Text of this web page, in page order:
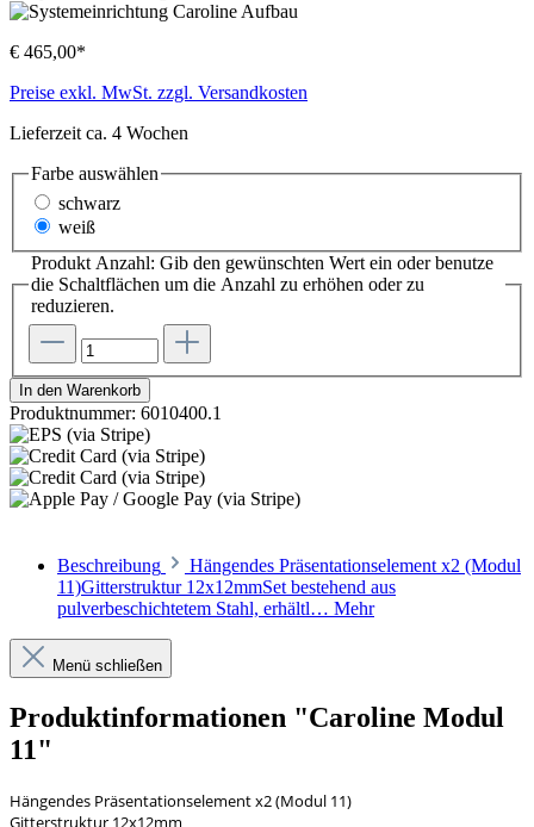
€ 465,00*
Preise exkl. MwSt. zzgl. Versandkosten
Lieferzeit ca. 4 Wochen
Farbe auswählen
schwarz
weiß
Produkt Anzahl: Gib den gewünschten Wert ein oder benutze
die Schaltflächen um die Anzahl zu erhöhen oder zu
reduzieren.
In den Warenkorb
Produktnummer: 6010400.1
Beschreibung
Hängendes Präsentationselement x2 (Modul
11)Gitterstruktur 12x12mmSet bestehend aus
pulverbeschichtetem Stahl, erhältl… Mehr
Menü schließen
Produktinformationen "Caroline Modul
11"
Hängendes Präsentationselement x2 (Modul 11)
Gitterstruktur 12x12mm